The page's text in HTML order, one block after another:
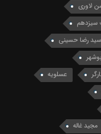
لاوری
سیزدهم
سید رضا حسینی
عسلویه
مجید غاله